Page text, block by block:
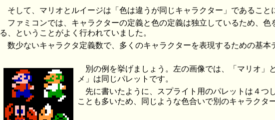
そして、マリオとルイージは「色は違うが同じキャラクター」であること
ファミコンでは、キャラクターの定義と色の定義は独立しているため、
る、ということがよく行われていました。
数少ないキャラクタ定義数で、多くのキャラクターを表現するための基本
別の例を挙げましょう。左の画像では、「マリオ」
メ」は同じパレットです。
先に書いたように、スプライト用のパレットは４つ
ことも多いため、同じような色合いで別のキャラクタ